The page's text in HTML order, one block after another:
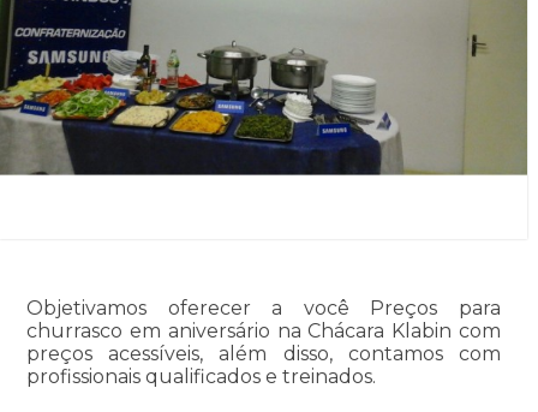
Objetivamos oferecer a você Preços para
churrasco em aniversário na Chácara Klabin com
preços acessíveis, além disso, contamos com
profissionais qualificados e treinados.